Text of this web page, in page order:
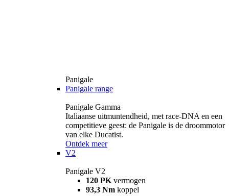
Panigale
Panigale range
Panigale Gamma
Italiaanse uitmuntendheid, met race-DNA en een
competitieve geest: de Panigale is de droommotor
van elke Ducatist.
Ontdek meer
V2
Panigale V2
120 PK vermogen
93,3 Nm koppel